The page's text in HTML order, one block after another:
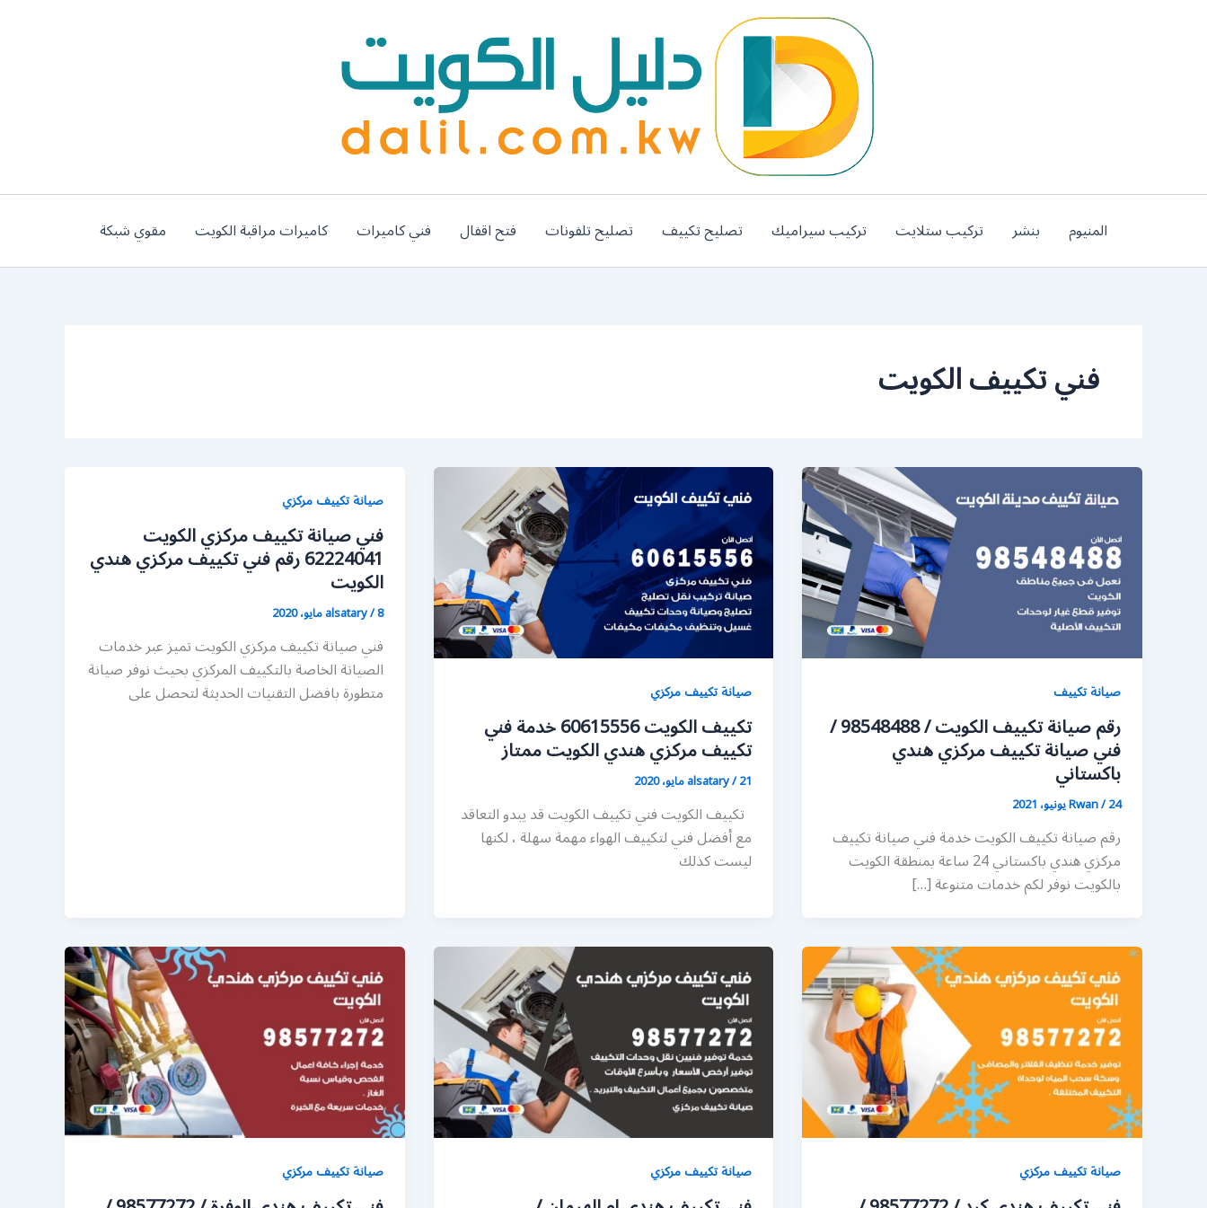
المنيوم بنشر تركيب ستلايت تركيب سيراميك تصليح تكييف تصليح تلفونات فتح اقفال فني كاميرات كاميرات مراقبة الكويت مقوي شبكة
فني تكييف الكويت
صيانة تكييف
رقم صيانة تكييف الكويت / 98548488 /
فني صيانة تكييف مركزي هندي
باكستاني
Rwan/24 يونيو، 2021
رقم صيانة تكييف الكويت خدمة فني صيانة تكييف
مركزي هندي باكستاني 24 ساعة بمنطقة الكويت
بالكويت نوفر لكم خدمات متنوعة […]
صيانة تكييف مركزي
تكييف الكويت 60615556 خدمة فني
تكييف مركزي هندي الكويت ممتاز
alsatary/21 مايو، 2020
تكييف الكويت فني تكييف الكويت قد يبدو التعاقد
مع أفضل فني لتكييف الهواء مهمة سهلة ، لكنها
ليست كذلك
صيانة تكييف مركزي
فني صيانة تكييف مركزي الكويت
62224041 رقم فني تكييف مركزي هندي
الكويت
alsatary/8 مايو، 2020
فني صيانة تكييف مركزي الكويت تميز عبر خدمات
الصيانة الخاصة بالتكييف المركزي بحيث نوفر صيانة
متطورة بافضل التقنيات الحديثة لتحصل على
صيانة تكييف مركزي صيانة تكييف مركزي صيانة تكييف مركزي